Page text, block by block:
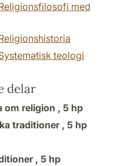
med
teologi
delar
om religion , 5 hp
traditioner , 5 hp
, 5 hp